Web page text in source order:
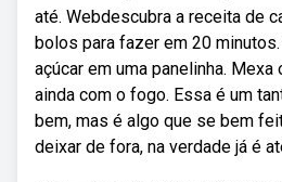
até. Webdescubra a receita de
bolos para fazer em 20
açúcar em uma panelinha. Mexa
ainda com o fogo. Essa é um
bem, mas é algo que se bem
deixar de fora, na verdade já é